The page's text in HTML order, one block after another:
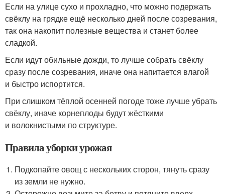
Если на улице сухо и прохладно, что можно подержать
свёклу на грядке ещё несколько дней после созревания,
так она накопит полезные вещества и станет более
сладкой.
Если идут обильные дожди, то лучше собрать свёклу
сразу после созревания, иначе она напитается влагой
и быстро испортится.
При слишком тёплой осенней погоде тоже лучше убрать
свёклу, иначе корнеплоды будут жёсткими
и волокнистыми по структуре.
Правила уборки урожая
Подкопайте овощ с нескольких сторон, тянуть сразу
из земли не нужно.